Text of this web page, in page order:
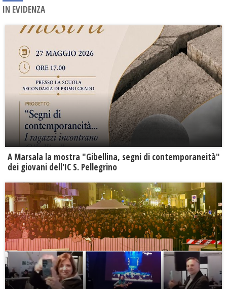
IN EVIDENZA
A Marsala la mostra "Gibellina, segni di contemporaneità"
dei giovani dell'IC S. Pellegrino